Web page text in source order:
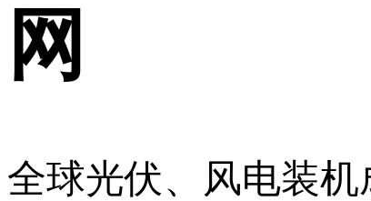
网
全球光伏、风电装